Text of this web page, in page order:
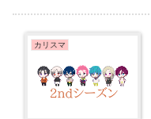
カリスマ